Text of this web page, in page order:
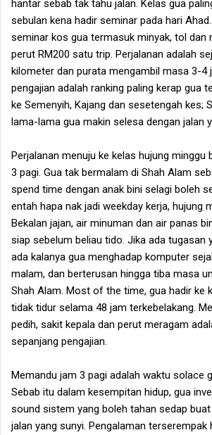
hantar sebab tak tahu jalan. Kelas gua
sebulan kena hadir seminar pada hari
seminar kos gua termasuk minyak, tol dan
perut RM200 satu trip. Perjalanan adalah
kilometer dan purata mengambil masa 3-4
pengajian adalah ranking paling kerap gua
ke Semenyih, Kajang dan sesetengah kes;
lama-lama gua makin selesa dengan jalan
Perjalanan menuju ke kelas hujung minggu
3 pagi. Gua tak bermalam di Shah Alam
spend time dengan anak bini selagi boleh
entah hapa nak jadi weekday kerja, hujung
Bekalan jajan, air minuman dan air panas
siap sebelum beliau tido. Jika ada tugasan
ada kalanya gua menghadap komputer
malam, dan berterusan hingga tiba masa
Shah Alam. Most of the time, gua hadir ke
tidak tidur selama 48 jam terkebelakang.
pedih, sakit kepala dan perut meragam
sepanjang pengajian.
Memandu jam 3 pagi adalah waktu solace
Sebab itu dalam kesempitan hidup, gua
sound sistem yang boleh tahan sedap
jalan yang sunyi. Pengalaman terserempak